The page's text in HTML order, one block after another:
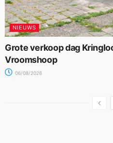
NIEUWS
Grote verkoop dag
Vroomshoop
06/08/2026